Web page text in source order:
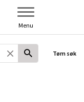
Menu
Tøm søk